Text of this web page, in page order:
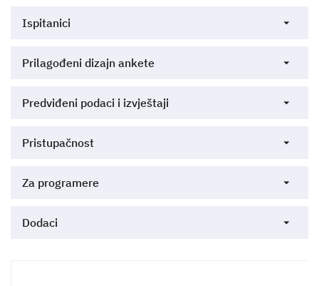
Ispitanici
Prilagođeni dizajn ankete
Predviđeni podaci i izvještaji
Pristupačnost
Za programere
Dodaci